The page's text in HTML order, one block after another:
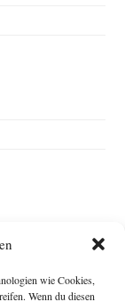
wie Cookies,
Wenn du diesen